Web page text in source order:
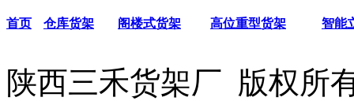
首页 仓库货架 阁楼式货架 高位重型货架 智能
陕西三禾货架厂 版权